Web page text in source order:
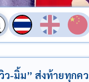
าน
-มิ้ม” ส่งท้ายทุกค